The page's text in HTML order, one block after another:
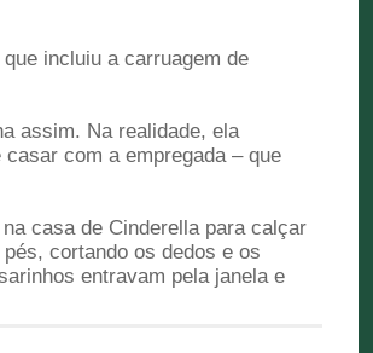
incluiu a carruagem de
assim. Na realidade, ela
com a empregada – que
casa de Cinderella para calçar
cortando os dedos e os
entravam pela janela e